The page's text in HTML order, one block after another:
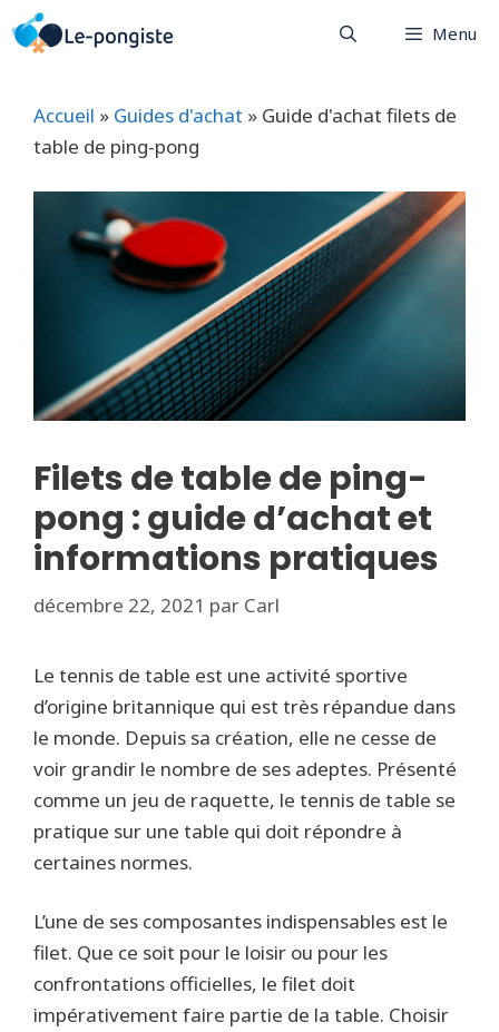
Aller
au
Menu
Accueil » Guides d'achat » Guide d'achat filets de
table de ping-pong
Filets de table de ping-
pong : guide d’achat et
informations pratiques
décembre 22, 2021 par Carl
Le tennis de table est une activité sportive
d’origine britannique qui est très répandue dans
le monde. Depuis sa création, elle ne cesse de
voir grandir le nombre de ses adeptes. Présenté
comme un jeu de raquette, le tennis de table se
pratique sur une table qui doit répondre à
certaines normes.
L’une de ses composantes indispensables est le
filet. Que ce soit pour le loisir ou pour les
confrontations officielles, le filet doit
impérativement faire partie de la table. Choisir